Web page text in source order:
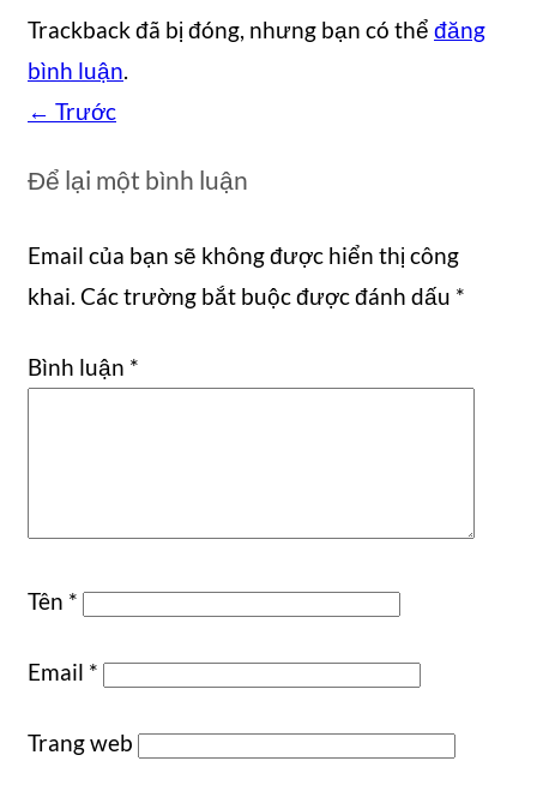
Trackback đã bị đóng, nhưng bạn có thể đăng
bình luận.
← Trước
Để lại một bình luận
Email của bạn sẽ không được hiển thị công
khai. Các trường bắt buộc được đánh dấu *
Bình luận *
Tên *
Email *
Trang web